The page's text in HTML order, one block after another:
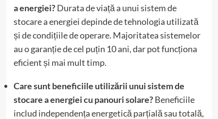
a energiei?Durata de viață a unui sistem de
stocare a energiei depinde de tehnologia utilizată
și de condițiile de operare. Majoritatea sistemelor
au o garanție de cel puțin 10 ani, dar pot funcționa
eficient și mai mult timp.
Care sunt beneficiile utilizării unui sistem de
stocare a energiei cu panouri solare?Beneficiile
includ independența energetică parțială sau totală,